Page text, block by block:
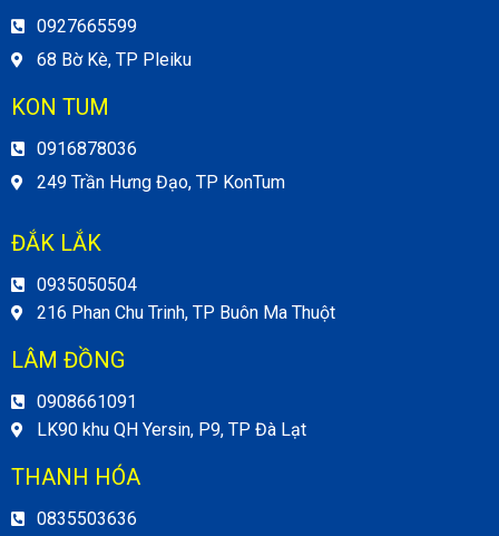
0927665599
68 Bờ Kè, TP Pleiku
KON TUM
0916878036
249 Trần Hưng Đạo, TP KonTum
ĐẮK LẮK
0935050504
216 Phan Chu Trinh, TP Buôn Ma Thuột
LÂM ĐỒNG
0908661091
LK90 khu QH Yersin, P9, TP Đà Lạt
THANH HÓA
0835503636